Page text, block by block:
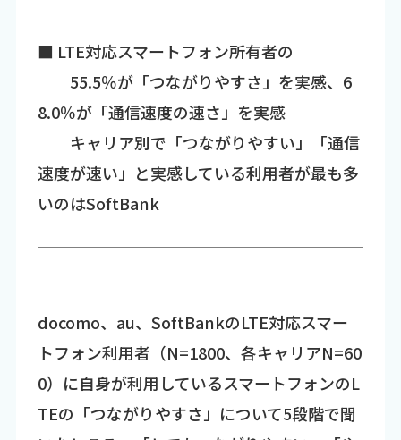
■ LTE対応スマートフォン所有者の
55.5％が「つながりやすさ」を実感、6
8.0％が「通信速度の速さ」を実感
キャリア別で「つながりやすい」「通信
速度が速い」と実感している利用者が最も多
いのはSoftBank
docomo、au、SoftBankのLTE対応スマー
トフォン利用者（N=1800、各キャリアN=60
0）に自身が利用しているスマートフォンのL
TEの「つながりやすさ」について5段階で聞